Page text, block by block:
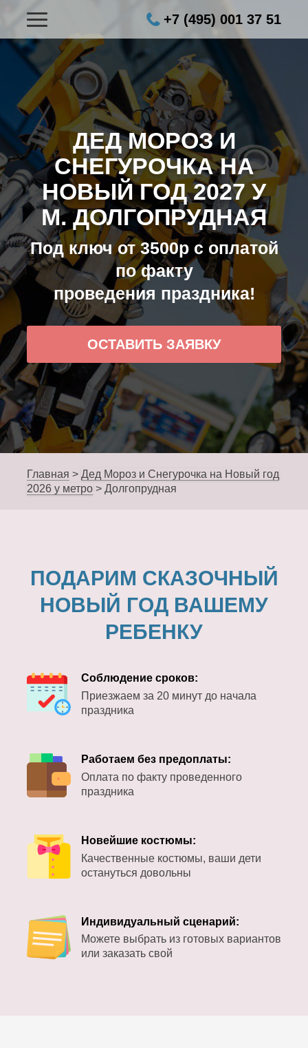
+7 (495) 001 37 51
ДЕД МОРОЗ И
СНЕГУРОЧКА НА
НОВЫЙ ГОД 2027 У
М. ДОЛГОПРУДНАЯ
Под ключ от 3500р с оплатой
по факту
проведения праздника!
ОСТАВИТЬ ЗАЯВКУ
Главная > Дед Мороз и Снегурочка на Новый год
2026 у метро > Долгопрудная
ПОДАРИМ СКАЗОЧНЫЙ
НОВЫЙ ГОД ВАШЕМУ
РЕБЕНКУ
Соблюдение сроков:
Приезжаем за 20 минут до начала
праздника
Работаем без предоплаты:
Оплата по факту проведенного
праздника
Новейшие костюмы:
Качественные костюмы, ваши дети
остануться довольны
Индивидуальный сценарий:
Можете выбрать из готовых вариантов
или заказать свой